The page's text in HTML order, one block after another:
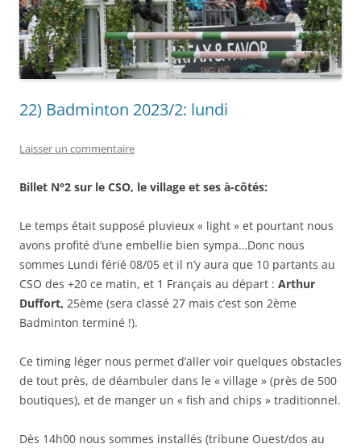
22) Badminton 2023/2: lundi
Laisser un commentaire
Billet N°2 sur le CSO, le village et ses à-côtés:
Le temps était supposé pluvieux « light » et pourtant nous
avons profité d’une embellie bien sympa…Donc nous
sommes Lundi férié 08/05 et il n’y aura que 10 partants au
CSO des +20 ce matin, et 1 Français au départ : Arthur
Duffort, 25ème (sera classé 27 mais c’est son 2ème
Badminton terminé !).
Ce timing léger nous permet d’aller voir quelques obstacles
de tout près, de déambuler dans le « village » (près de 500
boutiques), et de manger un « fish and chips » traditionnel.
Dès 14h00 nous sommes installés (tribune Ouest/dos au